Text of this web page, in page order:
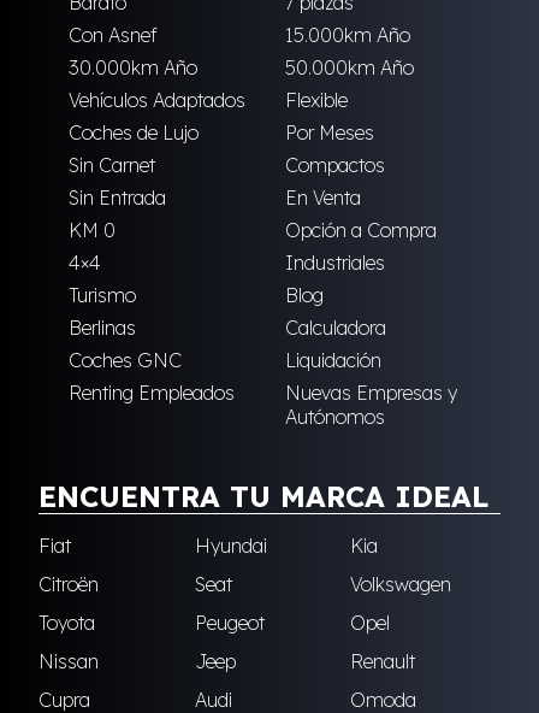
Con Asnef
15.000km Año
30.000km Año
50.000km Año
Vehículos Adaptados
Flexible
Coches de Lujo
Por Meses
Sin Carnet
Compactos
Sin Entrada
En Venta
KM 0
Opción a Compra
4×4
Industriales
Turismo
Blog
Berlinas
Calculadora
Coches GNC
Liquidación
Renting Empleados
Nuevas Empresas y
Autónomos
ENCUENTRA TU MARCA IDEAL
Fiat Hyundai
Kia
Citroën
Seat
Volkswagen
Toyota
Peugeot
Opel
Nissan
Jeep
Renault
Cupra
Audi
Omoda